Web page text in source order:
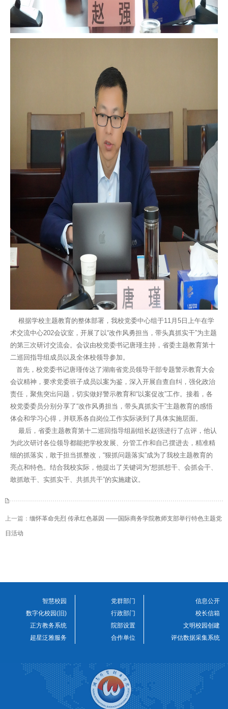
根据学校主题教育的整体部署，我校党委中心组于11月5日上午在学
术交流中心202会议室，开展了以“改作风勇担当，带头真抓实干”为主题
的第三次研讨交流会。会议由校党委书记唐瑾主持，省委主题教育第十
二巡回指导组成员以及全体校领导参加。
首先，校党委书记唐瑾传达了湖南省党员领导干部专题警示教育大会
会议精神，要求党委班子成员以案为鉴，深入开展自查自纠，强化政治
责任，聚焦突出问题，切实做好警示教育和“以案促改”工作。接着，各
校党委委员分别分享了“改作风勇担当，带头真抓实干”主题教育的感悟
体会和学习心得，并联系各自岗位工作实际谈到了具体实施层面。
最后，省委主题教育第十二巡回指导组副组长赵强进行了点评，他认
为此次研讨各位领导都能把学校发展、分管工作和自己摆进去，精准精
细的抓落实，敢于担当抓整改，“狠抓问题落实”成为了我校主题教育的
亮点和特色。结合我校实际，他提出了关键词为“想抓想干、会抓会干、
敢抓敢干、实抓实干、共抓共干”的实施建议。
上一篇： 缅怀革命先烈 传承红色基因 ——国际商务学院教师支部举行特色主题党
日活动
智慧校园
党群部门
数字化校园(旧)
行政部门
正方教务系统
院部设置
超星泛雅服务
合作单位
信息公开
校长信箱
文明校园创建
评估数据采集系统